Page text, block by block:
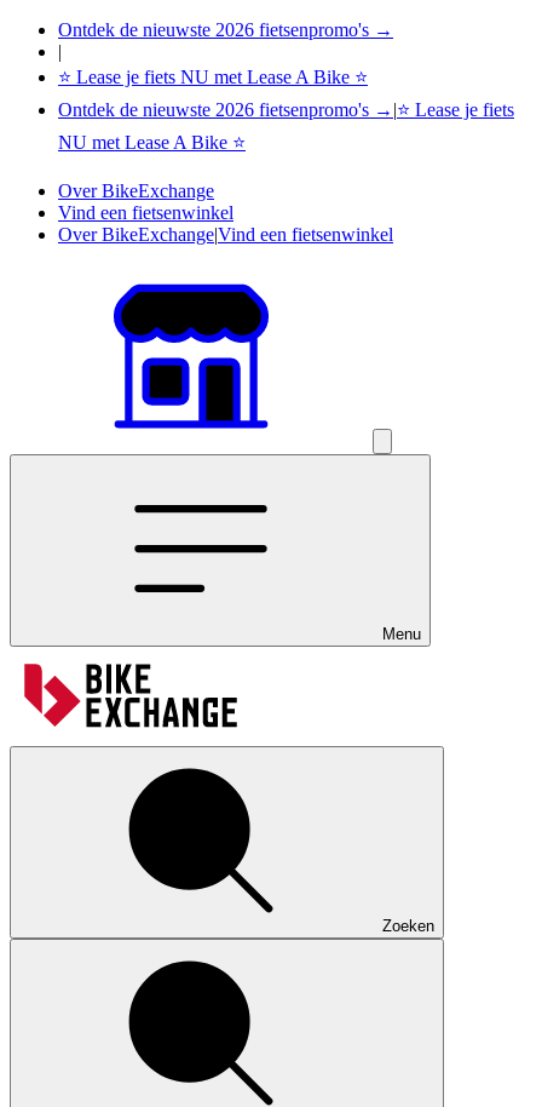
Ontdek de nieuwste 2026 fietsenpromo's →
|
⭐ Lease je fiets NU met Lease A Bike ⭐
Ontdek de nieuwste 2026 fietsenpromo's → |⭐ Lease je fiets
NU met Lease A Bike ⭐
Over BikeExchange
Vind een fietsenwinkel
Over BikeExchange|Vind een fietsenwinkel
Menu
Zoeken